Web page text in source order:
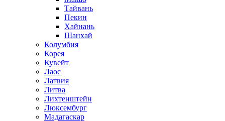
Тайвань
Пекин
Хайнань
Шанхай
Колумбия
Корея
Кувейт
Лаос
Латвия
Литва
Лихтенштейн
Люксембург
Мадагаскар